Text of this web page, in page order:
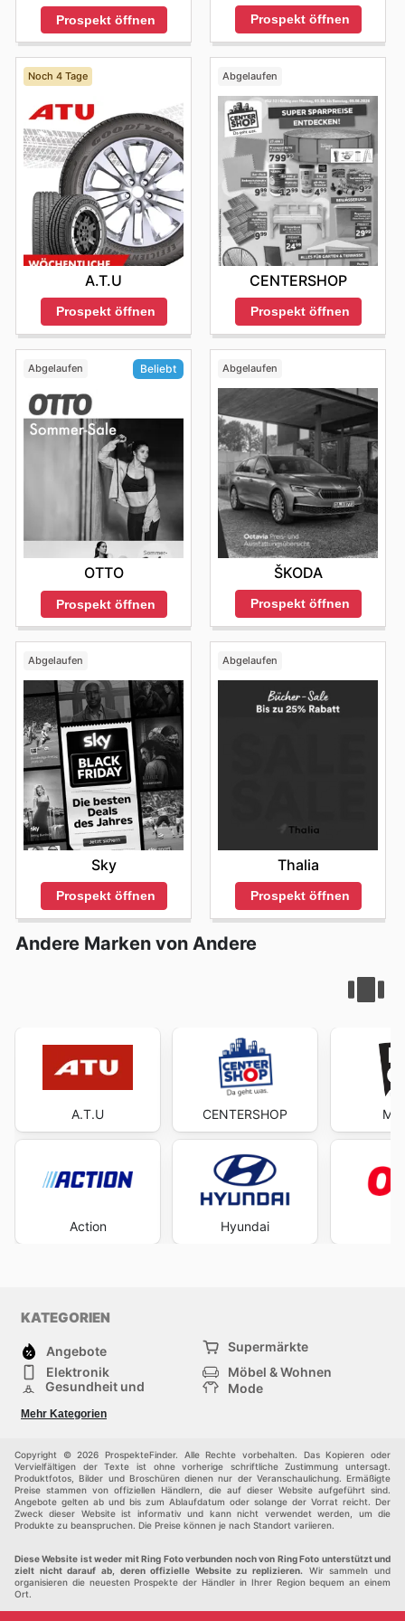
Exklusive Angebote: Deutschland bietet seinen Kunden
regelmäßig exklusive Angebote und Deals an, die nur
online oder in ausgewählten Filialen verfügbar sind.
Kunden können von diesen speziellen Aktionen
profitieren und besondere Schnäppchen machen.
Prospekt öffnen Prospekt öffnen
Noch 4 Tage
A.T.U
Prospekt öffnen
Abgelaufen
CENTERSHOP
Prospekt öffnen
Abgelaufen Beliebt
OTTO
Prospekt öffnen
Abgelaufen
ŠKODA
Prospekt öffnen
Abgelaufen
Sky
Prospekt öffnen
Abgelaufen
Thalia
Prospekt öffnen
Andere Marken von Andere
A.T.U
Action
CENTERSHOP
Hyundai
KATEGORIEN
Angebote
Supermärkte
Elektronik
Möbel & Wohnen
Gesundheit und
Mode
Sportartikel und
Einkaufzentren
Andere
Mehr Kategorien
Copyright © 2026 ProspekteFinder. Alle Rechte vorbehalten. Das Kopieren oder
Vervielfältigen der Texte ist ohne vorherige schriftliche Zustimmung untersagt.
Produktfotos, Bilder und Broschüren dienen nur der Veranschaulichung. Ermäßigte
Preise stammen von offiziellen Händlern, die auf dieser Website aufgeführt sind.
Angebote gelten ab und bis zum Ablaufdatum oder solange der Vorrat reicht. Der
Zweck dieser Website ist informativ und kann nicht verwendet werden, um die
Produkte zu beanspruchen. Die Preise können je nach Standort variieren.
Diese Website ist weder mit Ring Foto verbunden noch von Ring Foto unterstützt und
zielt nicht darauf ab, deren offizielle Website zu replizieren. Wir sammeln und
organisieren die neuesten Prospekte der Händler in Ihrer Region bequem an einem
Ort.